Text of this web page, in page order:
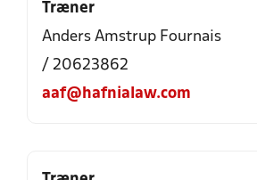
Træner
Anders Amstrup Fournais
/ 20623862
aaf@hafnialaw.com